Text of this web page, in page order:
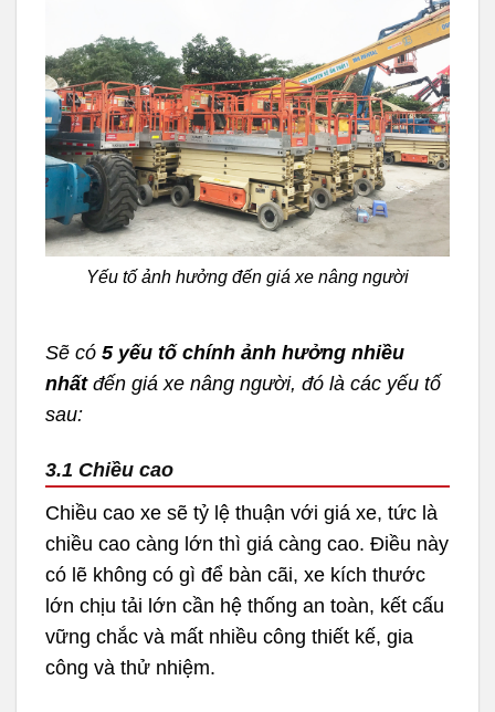
Yếu tố ảnh hưởng đến giá xe nâng người
Sẽ có5 yếu tố chính ảnh hưởng nhiều
nhấtđến giá xe nâng người, đó là các yếu tố
sau:
3.1 Chiều cao
Chiều cao xe sẽ tỷ lệ thuận với giá xe, tức là
chiều cao càng lớn thì giá càng cao. Điều này
có lẽ không có gì để bàn cãi, xe kích thước
lớn chịu tải lớn cần hệ thống an toàn, kết cấu
vững chắc và mất nhiều công thiết kế, gia
công và thử nhiệm.